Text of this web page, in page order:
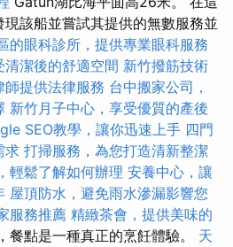
該船並嘗試其提供的無數服務並
的眼科診所，提供專業眼科服務
清潔後的舒適空間 新竹撥筋技術
提供法律服務 台中搬家公司，
新竹月子中心，享受優質的產後
SEO教學，讓你迅速上手 四門
求 打掃服務，為您打造清新整潔
輕鬆了解如何辦理 安養中心，讓
屋頂防水，避免雨水滲漏影響您
服務推薦 精緻茶會，提供美味的
餐點是一種真正的烹飪體驗。 天